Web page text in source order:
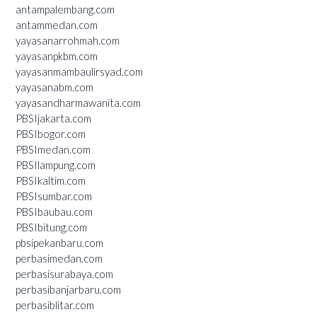
antampalembang.com
antammedan.com
yayasanarrohmah.com
yayasanpkbm.com
yayasanmambaulirsyad.com
yayasanabm.com
yayasandharmawanita.com
PBSIjakarta.com
PBSIbogor.com
PBSImedan.com
PBSIlampung.com
PBSIkaltim.com
PBSIsumbar.com
PBSIbaubau.com
PBSIbitung.com
pbsipekanbaru.com
perbasimedan.com
perbasisurabaya.com
perbasibanjarbaru.com
perbasiblitar.com